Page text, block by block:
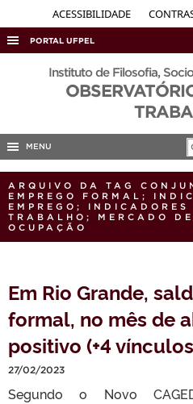
ACESSIBILIDADE
PORTAL UFPEL
ACESSO À INFORMAÇÃO
AUDITORIA
CONCURSOS
INTERNACIONAL
OUVIDORIA
TELEFONES
Instituto de Filosofia,
MENU
ARQUIVO DA TAG
EMPREGO FORMAL;
EMPREGO; INDICADORES
TRABALHO; MERCADO
OCUPAÇÃO
Em Rio Grande,
formal, no mês de
positivo (+4
27/02/2023
Segundo o Novo